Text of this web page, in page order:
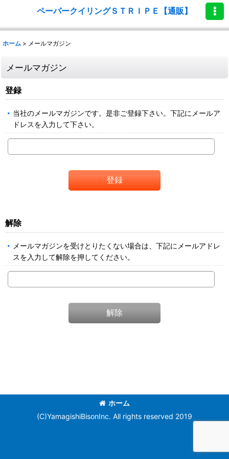
ペーパークイリングＳＴＲＩＰＥ【通販】
ホーム > メールマガジン
メールマガジン
登録
当社のメールマガジンです。是非ご登録下さい。下記にメールア
ドレスを入力して下さい。
登録
解除
メールマガジンを受けとりたくない場合は、下記にメールアドレ
スを入力して解除を押してください。
解除
ホーム
(C)YamagishiBisonInc. All rights reserved 2019